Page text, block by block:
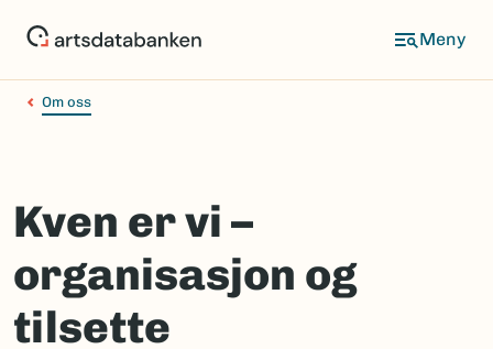
Om oss
Kven er vi –
organisasjon og
tilsette